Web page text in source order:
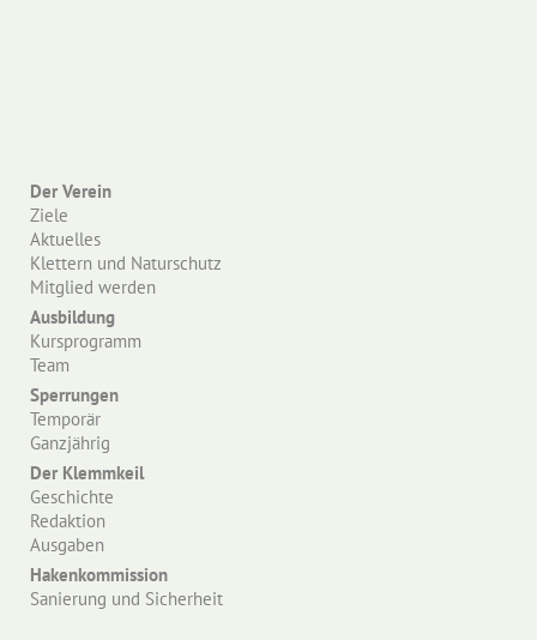
Der Verein
Ziele
Aktuelles
Klettern und Naturschutz
Mitglied werden
Ausbildung
Kursprogramm
Team
Sperrungen
Temporär
Ganzjährig
Der Klemmkeil
Geschichte
Redaktion
Ausgaben
Hakenkommission
Sanierung und Sicherheit